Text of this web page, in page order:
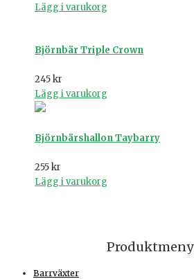
Lägg i varukorg
Björnbär Triple Crown
245kr
Lägg i varukorg
Björnbärshallon Taybarry
255kr
Lägg i varukorg
Produktmeny
Barrväxter